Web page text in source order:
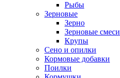
Рыбы
Зерновые
Зерно
Зерновые смеси
Крупы
Сено и опилки
Кормовые добавки
Поилки